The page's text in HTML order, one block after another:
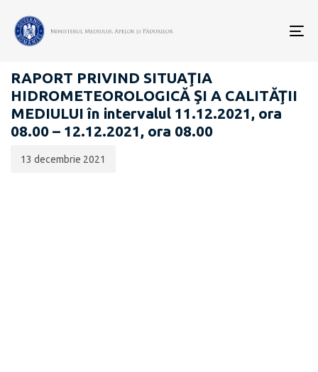
RAPOARTE ZILNICE STAREA MEDIULUI
RAPORT PRIVIND SITUAŢIA
HIDROMETEOROLOGICĂ ŞI A CALITĂŢII
MEDIULUI în intervalul 11.12.2021, ora
08.00 – 12.12.2021, ora 08.00
publicării:
13 decembrie 2021